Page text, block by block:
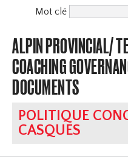
Mot clé
ALPIN PROVINCIAL/
COACHING
DOCUMENTS
POLITIQUE
CASQUES